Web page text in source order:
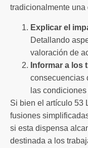
tradicionalmente una
Explicar el
Detallando
valoración de
Informar a los
consecuencias
las
Si bien el artículo 53
fusiones
si esta dispensa
destinada a los